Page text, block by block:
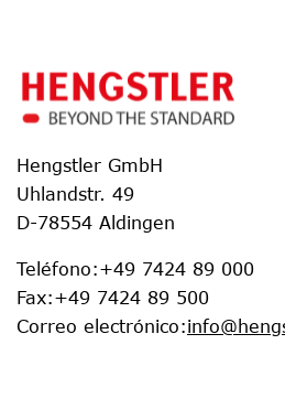
Hengstler GmbH
Uhlandstr. 49
D-78554 Aldingen
Teléfono:+49 7424 89 000
Fax:+49 7424 89 500
Correo electrónico: